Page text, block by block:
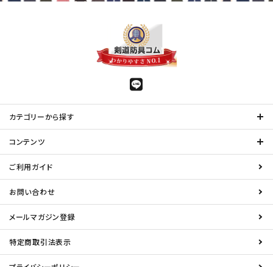
カテゴリーから探す
コンテンツ
ご利用ガイド
お問い合わせ
メールマガジン登録
特定商取引法表示